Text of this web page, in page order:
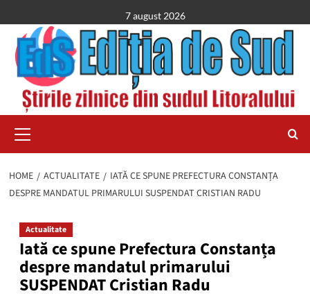
to
content
7 august 2026
Menu
HOME ACTUALITATE
IATĂ CE SPUNE PREFECTURA CONSTANȚA
DESPRE MANDATUL PRIMARULUI SUSPENDAT CRISTIAN RADU
Actualitate
Iată ce spune Prefectura Constanța
despre mandatul primarului
SUSPENDAT Cristian Radu